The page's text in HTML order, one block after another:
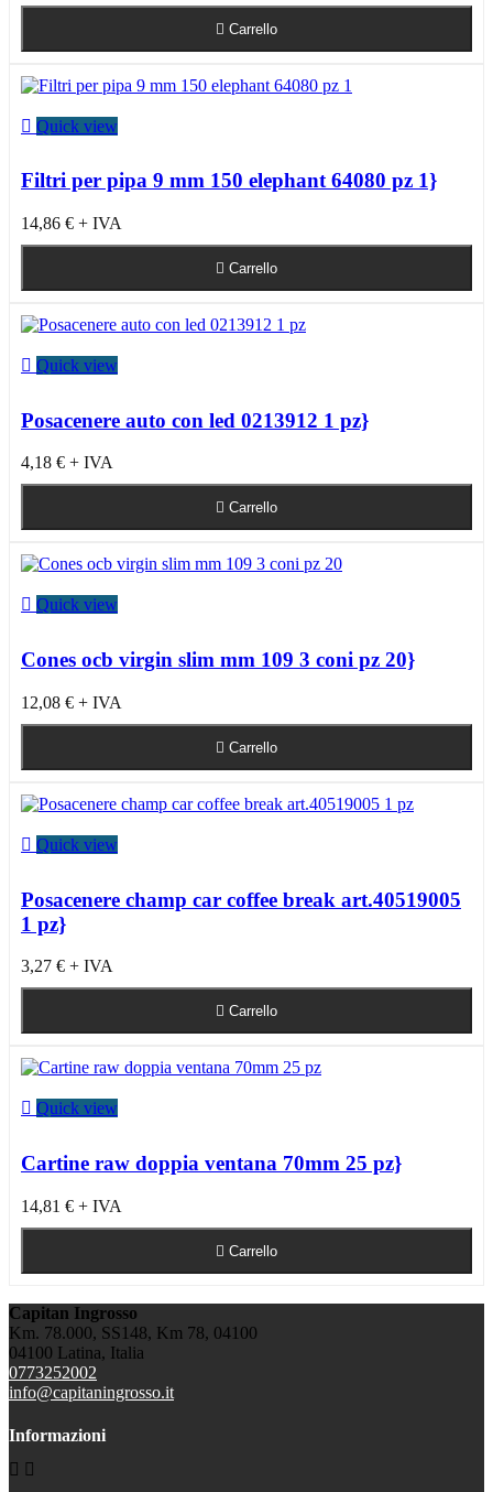
 Carrello
 Quick view
Filtri per pipa 9 mm 150 elephant 64080 pz 1}
14,86 € + IVA
 Carrello
 Quick view
Posacenere auto con led 0213912 1 pz}
4,18 € + IVA
 Carrello
 Quick view
Cones ocb virgin slim mm 109 3 coni pz 20}
12,08 € + IVA
 Carrello
 Quick view
Posacenere champ car coffee break art.40519005
1 pz}
3,27 € + IVA
 Carrello
 Quick view
Cartine raw doppia ventana 70mm 25 pz}
14,81 € + IVA
 Carrello
Capitan Ingrosso
Km. 78.000, SS148, Km 78, 04100
04100 Latina, Italia
0773252002
info@capitaningrosso.it
Informazioni
 